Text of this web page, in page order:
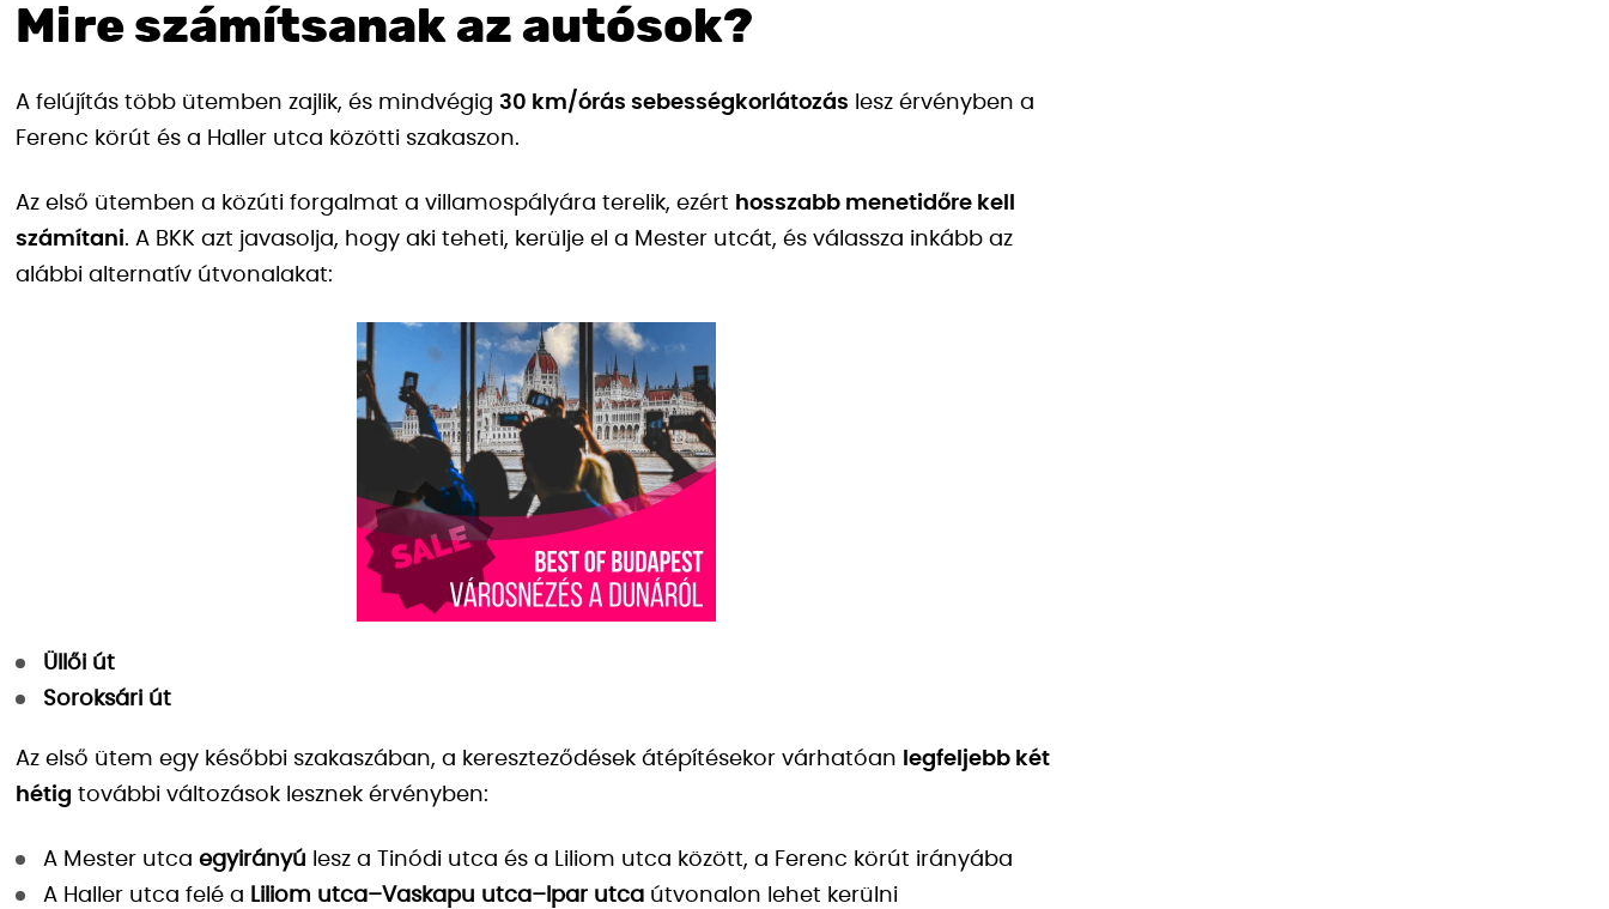
Mire számítsanak az autósok?
A felújítás több ütemben zajlik, és mindvégig 30 km/órás sebességkorlátozás lesz érvényben a
Ferenc körút és a Haller utca közötti szakaszon.
Az első ütemben a közúti forgalmat a villamospályára terelik, ezért hosszabb menetidőre kell
számítani. A BKK azt javasolja, hogy aki teheti, kerülje el a Mester utcát, és válassza inkább az
alábbi alternatív útvonalakat:
Üllői út
Soroksári út
Az első ütem egy későbbi szakaszában, a kereszteződések átépítésekor várhatóan
legfeljebb két
hétig további változások lesznek érvényben:
A Mester utca egyirányú lesz a Tinódi utca és a Liliom utca között, a Ferenc körút irányába
A Haller utca felé a Liliom utca–Vaskapu utca–Ipar utca útvonalon lehet kerülni